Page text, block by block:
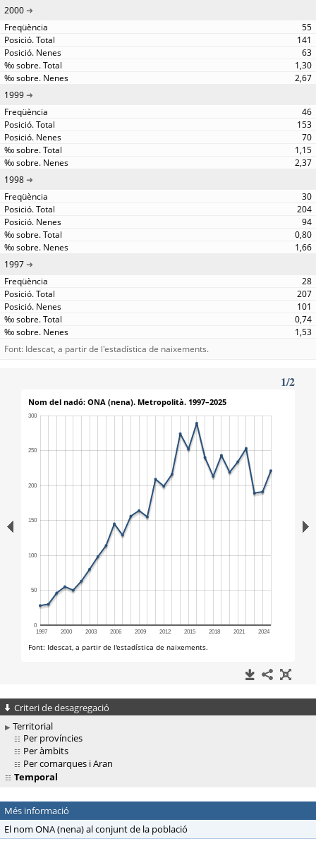
2000
55
141
63
1,30
2,67
1999
46
153
70
1,15
2,37
1998
30
204
94
0,80
1,66
1997
28
207
101
0,74
1,53
Font: Idescat, a partir de l'estadística de naixements.
Criteri de desagregació
Territorial
Per províncies
Per àmbits
Per comarques i Aran
Temporal
Més informació
El nom ONA (nena) al conjunt de la població